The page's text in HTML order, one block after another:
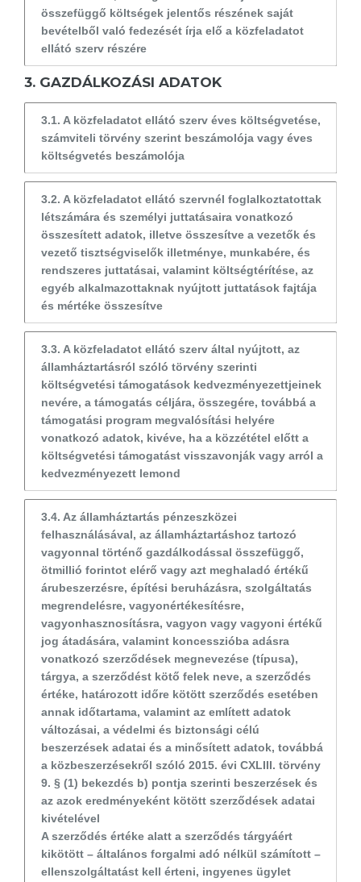
összefüggő költségek jelentős részének saját
bevételből való fedezését írja elő a közfeladatot
ellátó szerv részére
3. GAZDÁLKOZÁSI ADATOK
3.1. A közfeladatot ellátó szerv éves költségvetése,
számviteli törvény szerint beszámolója vagy éves
költségvetés beszámolója
3.2. A közfeladatot ellátó szervnél foglalkoztatottak
létszámára és személyi juttatásaira vonatkozó
összesített adatok, illetve összesítve a vezetők és
vezető tisztségviselők illetménye, munkabére, és
rendszeres juttatásai, valamint költségtérítése, az
egyéb alkalmazottaknak nyújtott juttatások fajtája
és mértéke összesítve
3.3. A közfeladatot ellátó szerv által nyújtott, az
államháztartásról szóló törvény szerinti
költségvetési támogatások kedvezményezettjeinek
nevére, a támogatás céljára, összegére, továbbá a
támogatási program megvalósítási helyére
vonatkozó adatok, kivéve, ha a közzététel előtt a
költségvetési támogatást visszavonják vagy arról a
kedvezményezett lemond
3.4. Az államháztartás pénzeszközei
felhasználásával, az államháztartáshoz tartozó
vagyonnal történő gazdálkodással összefüggő,
ötmillió forintot elérő vagy azt meghaladó értékű
árubeszerzésre, építési beruházásra, szolgáltatás
megrendelésre, vagyonértékesítésre,
vagyonhasznosításra, vagyon vagy vagyoni értékű
jog átadására, valamint koncesszióba adásra
vonatkozó szerződések megnevezése (típusa),
tárgya, a szerződést kötő felek neve, a szerződés
értéke, határozott időre kötött szerződés esetében
annak időtartama, valamint az említett adatok
változásai, a védelmi és biztonsági célú
beszerzések adatai és a minősített adatok, továbbá
a közbeszerzésekről szóló 2015. évi CXLIII. törvény
9. § (1) bekezdés b) pontja szerinti beszerzések és
az azok eredményeként kötött szerződések adatai
kivételével
A szerződés értéke alatt a szerződés tárgyáért
kikötött – általános forgalmi adó nélkül számított –
ellenszolgáltatást kell érteni, ingyenes ügylet